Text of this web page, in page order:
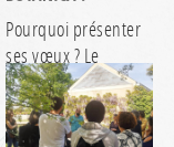
Pourquoi présenter
ses vœux ? Le
premier mois de
l’année est en…
> EN SAVOIR +